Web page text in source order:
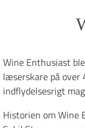
Wine Enthusiast
læserskare på over
indflydelsesrigt
Historien om Wine